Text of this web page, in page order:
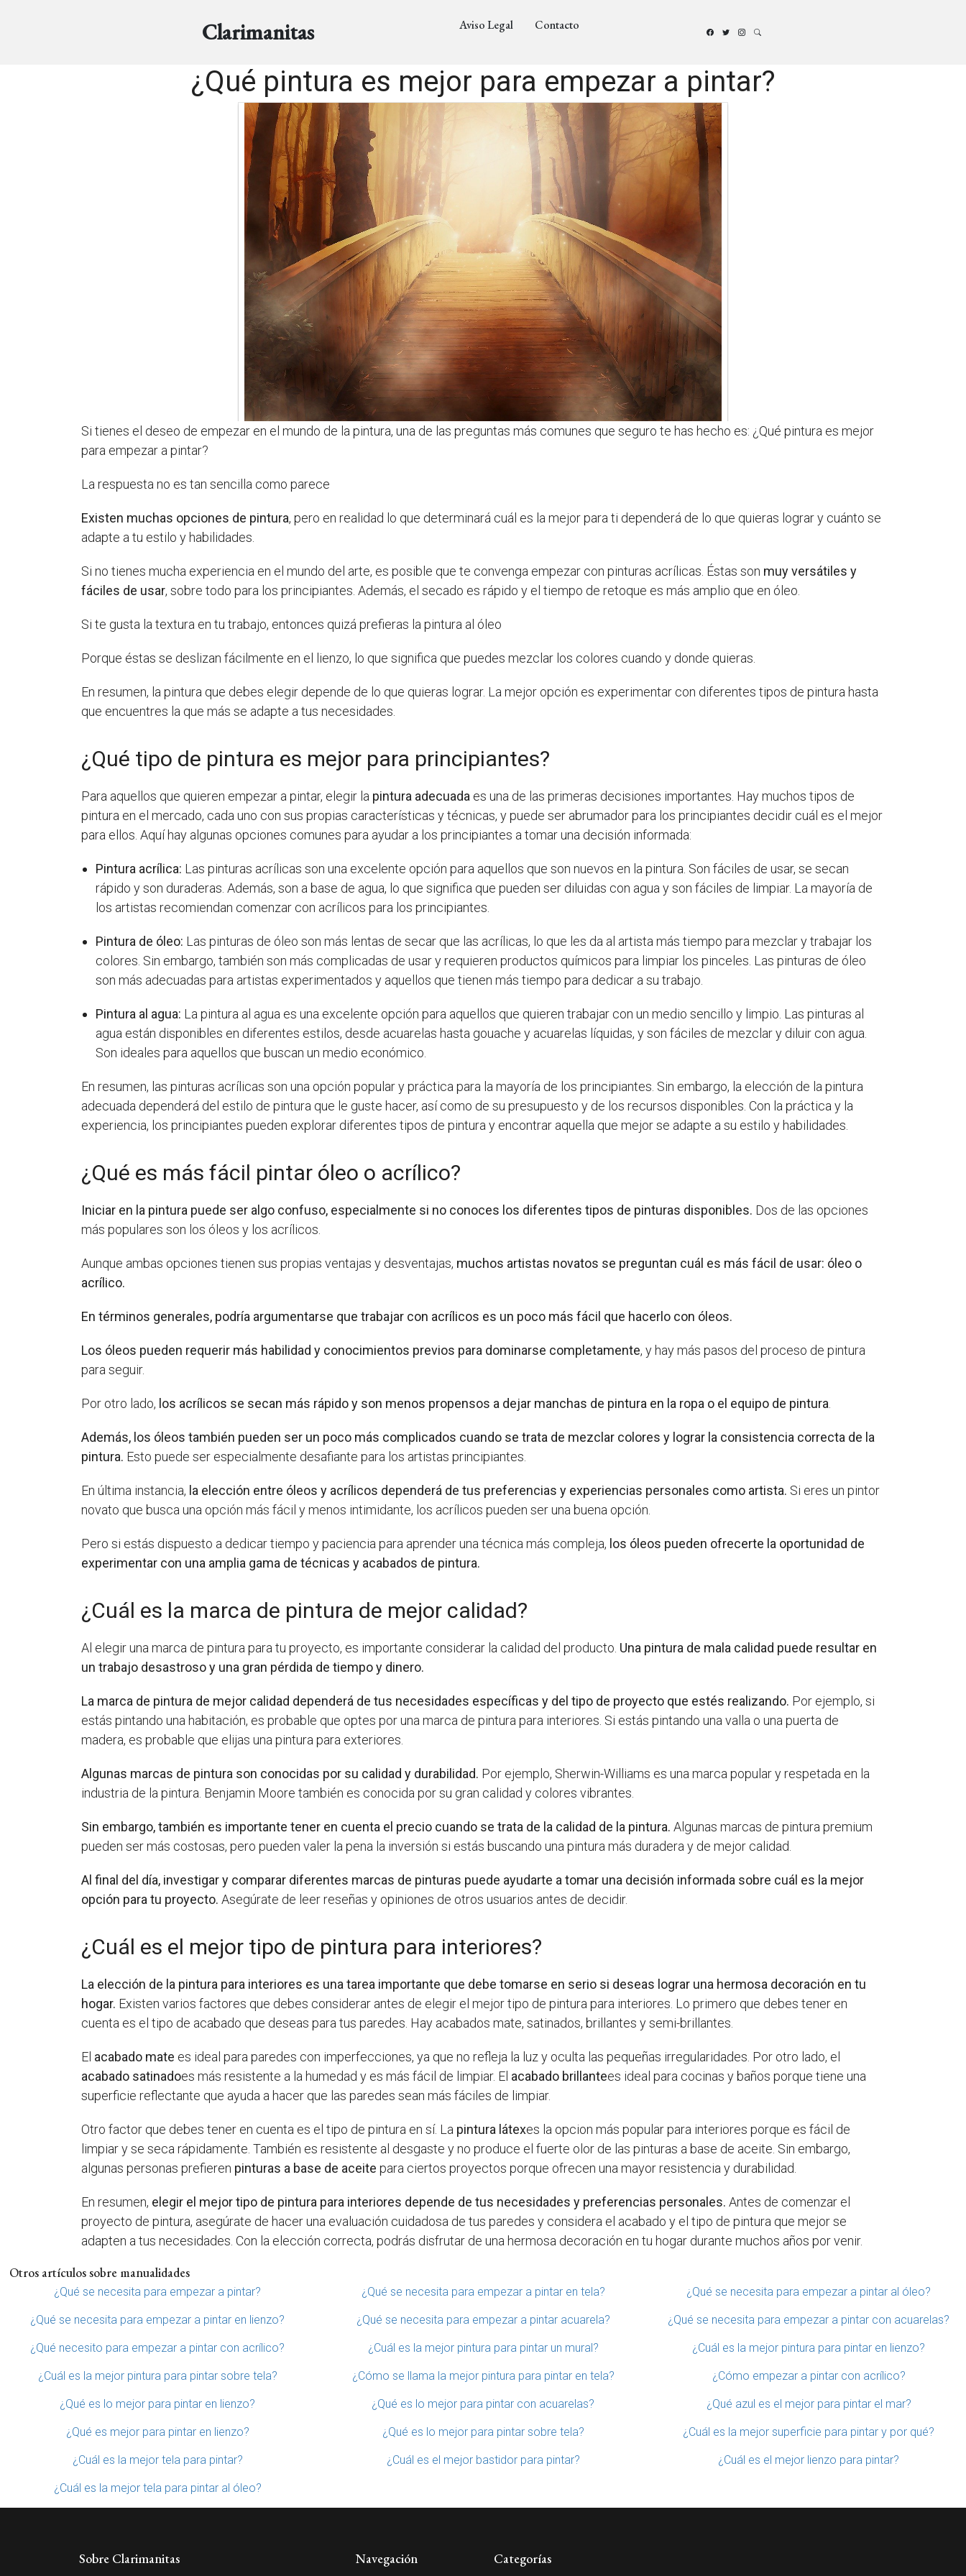
Clarimanitas Aviso Legal Contacto
¿Qué pintura es mejor para empezar a pintar?
Si tienes el deseo de empezar en el mundo de la pintura, una de las preguntas más comunes que seguro te has hecho es: ¿Qué pintura es mejor
para empezar a pintar?
La respuesta no es tan sencilla como parece
Existen muchas opciones de pintura, pero en realidad lo que determinará cuál es la mejor para ti dependerá de lo que quieras lograr y cuánto se
adapte a tu estilo y habilidades.
Si no tienes mucha experiencia en el mundo del arte, es posible que te convenga empezar con pinturas acrílicas. Éstas son muy versátiles y
fáciles de usar, sobre todo para los principiantes. Además, el secado es rápido y el tiempo de retoque es más amplio que en óleo.
Si te gusta la textura en tu trabajo, entonces quizá prefieras la pintura al óleo
Porque éstas se deslizan fácilmente en el lienzo, lo que significa que puedes mezclar los colores cuando y donde quieras.
En resumen, la pintura que debes elegir depende de lo que quieras lograr. La mejor opción es experimentar con diferentes tipos de pintura hasta
que encuentres la que más se adapte a tus necesidades.
¿Qué tipo de pintura es mejor para principiantes?
Para aquellos que quieren empezar a pintar, elegir la pintura adecuada es una de las primeras decisiones importantes. Hay muchos tipos de
pintura en el mercado, cada uno con sus propias características y técnicas, y puede ser abrumador para los principiantes decidir cuál es el mejor
para ellos. Aquí hay algunas opciones comunes para ayudar a los principiantes a tomar una decisión informada:
Pintura acrílica: Las pinturas acrílicas son una excelente opción para aquellos que son nuevos en la pintura. Son fáciles de usar, se secan
rápido y son duraderas. Además, son a base de agua, lo que significa que pueden ser diluidas con agua y son fáciles de limpiar. La mayoría de
los artistas recomiendan comenzar con acrílicos para los principiantes.
Pintura de óleo: Las pinturas de óleo son más lentas de secar que las acrílicas, lo que les da al artista más tiempo para mezclar y trabajar los
colores. Sin embargo, también son más complicadas de usar y requieren productos químicos para limpiar los pinceles. Las pinturas de óleo
son más adecuadas para artistas experimentados y aquellos que tienen más tiempo para dedicar a su trabajo.
Pintura al agua: La pintura al agua es una excelente opción para aquellos que quieren trabajar con un medio sencillo y limpio. Las pinturas al
agua están disponibles en diferentes estilos, desde acuarelas hasta gouache y acuarelas líquidas, y son fáciles de mezclar y diluir con agua.
Son ideales para aquellos que buscan un medio económico.
En resumen, las pinturas acrílicas son una opción popular y práctica para la mayoría de los principiantes. Sin embargo, la elección de la pintura
adecuada dependerá del estilo de pintura que le guste hacer, así como de su presupuesto y de los recursos disponibles. Con la práctica y la
experiencia, los principiantes pueden explorar diferentes tipos de pintura y encontrar aquella que mejor se adapte a su estilo y habilidades.
¿Qué es más fácil pintar óleo o acrílico?
Iniciar en la pintura puede ser algo confuso, especialmente si no conoces los diferentes tipos de pinturas disponibles. Dos de las opciones
más populares son los óleos y los acrílicos.
Aunque ambas opciones tienen sus propias ventajas y desventajas, muchos artistas novatos se preguntan cuál es más fácil de usar: óleo o
acrílico.
En términos generales, podría argumentarse que trabajar con acrílicos es un poco más fácil que hacerlo con óleos.
Los óleos pueden requerir más habilidad y conocimientos previos para dominarse completamente, y hay más pasos del proceso de pintura
para seguir.
Por otro lado, los acrílicos se secan más rápido y son menos propensos a dejar manchas de pintura en la ropa o el equipo de pintura
Además, los óleos también pueden ser un poco más complicados cuando se trata de mezclar colores y lograr la consistencia correcta de la
pintura. Esto puede ser especialmente desafiante para los artistas principiantes.
En última instancia, la elección entre óleos y acrílicos dependerá de tus preferencias y experiencias personales como artista. Si eres un pintor
novato que busca una opción más fácil y menos intimidante, los acrílicos pueden ser una buena opción.
Pero si estás dispuesto a dedicar tiempo y paciencia para aprender una técnica más compleja, los óleos pueden ofrecerte la oportunidad de
experimentar con una amplia gama de técnicas y acabados de pintura.
¿Cuál es la marca de pintura de mejor calidad?
Al elegir una marca de pintura para tu proyecto, es importante considerar la calidad del producto. Una pintura de mala calidad puede resultar en
un trabajo desastroso y una gran pérdida de tiempo y dinero.
La marca de pintura de mejor calidad dependerá de tus necesidades específicas y del tipo de proyecto que estés realizando. Por ejemplo, si
estás pintando una habitación, es probable que optes por una marca de pintura para interiores. Si estás pintando una valla o una puerta de
madera, es probable que elijas una pintura para exteriores.
Algunas marcas de pintura son conocidas por su calidad y durabilidad. Por ejemplo, Sherwin-Williams es una marca popular y respetada en la
industria de la pintura. Benjamin Moore también es conocida por su gran calidad y colores vibrantes.
Sin embargo, también es importante tener en cuenta el precio cuando se trata de la calidad de la pintura. Algunas marcas de pintura premium
pueden ser más costosas, pero pueden valer la pena la inversión si estás buscando una pintura más duradera y de mejor calidad.
Al final del día, investigar y comparar diferentes marcas de pinturas puede ayudarte a tomar una decisión informada sobre cuál es la mejor
opción para tu proyecto. Asegúrate de leer reseñas y opiniones de otros usuarios antes de decidir.
¿Cuál es el mejor tipo de pintura para interiores?
La elección de la pintura para interiores es una tarea importante que debe tomarse en serio si deseas lograr una hermosa decoración en tu
hogar. Existen varios factores que debes considerar antes de elegir el mejor tipo de pintura para interiores. Lo primero que debes tener en
cuenta es el tipo de acabado que deseas para tus paredes. Hay acabados mate, satinados, brillantes y semi-brillantes.
El acabado mate es ideal para paredes con imperfecciones, ya que no refleja la luz y oculta las pequeñas irregularidades. Por otro lado, el
acabado satinadoes más resistente a la humedad y es más fácil de limpiar. El acabado brillantees ideal para cocinas y baños porque tiene una
superficie reflectante que ayuda a hacer que las paredes sean más fáciles de limpiar.
Otro factor que debes tener en cuenta es el tipo de pintura en sí. La pintura látexes la opcion más popular para interiores porque es fácil de
limpiar y se seca rápidamente. También es resistente al desgaste y no produce el fuerte olor de las pinturas a base de aceite. Sin embargo,
algunas personas prefieren pinturas a base de aceite para ciertos proyectos porque ofrecen una mayor resistencia y durabilidad.
En resumen, elegir el mejor tipo de pintura para interiores depende de tus necesidades y preferencias personales.Antes de comenzar el
proyecto de pintura, asegúrate de hacer una evaluación cuidadosa de tus paredes y considera el acabado y el tipo de pintura que mejor se
adapten a tus necesidades. Con la elección correcta, podrás disfrutar de una hermosa decoración en tu hogar durante muchos años por venir.
Otros artículos sobre manualidades
¿Qué se necesita para empezar a pintar? ¿Qué se necesita para empezar a pintar en tela? ¿Qué se necesita para empezar a pintar al óleo?
¿Qué se necesita para empezar a pintar en lienzo? ¿Qué se necesita para empezar a pintar acuarela? ¿Qué se necesita para empezar a pintar con acuarelas?
¿Qué necesito para empezar a pintar con acrílico? ¿Cuál es la mejor pintura para pintar un mural? ¿Cuál es la mejor pintura para pintar en lienzo?
¿Cuál es la mejor pintura para pintar sobre tela? ¿Cómo se llama la mejor pintura para pintar en tela? ¿Cómo empezar a pintar con acrílico?
¿Qué es lo mejor para pintar en lienzo? ¿Qué es lo mejor para pintar con acuarelas? ¿Qué azul es el mejor para pintar el mar?
¿Qué es mejor para pintar en lienzo? ¿Qué es lo mejor para pintar sobre tela? ¿Cuál es la mejor superficie para pintar y por qué?
¿Cuál es la mejor tela para pintar? ¿Cuál es el mejor bastidor para pintar? ¿Cuál es el mejor lienzo para pintar?
¿Cuál es la mejor tela para pintar al óleo?
Sobre Clarimanitas Navegación Categorías